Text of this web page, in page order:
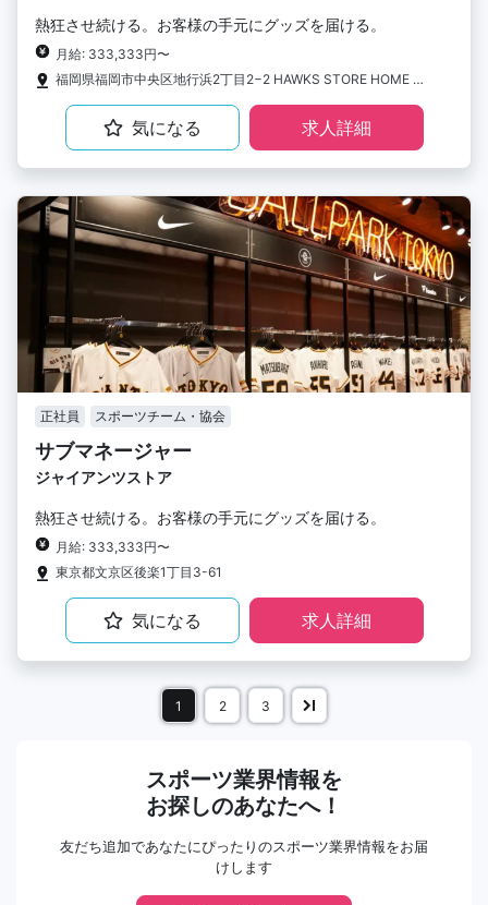
熱狂させ続ける。お客様の手元にグッズを届ける。
月給: 333,333円〜
福岡県福岡市中央区地行浜2丁目2−2 HAWKS STORE HOME A Fanatics Experience
気になる 求人詳細
正社員 スポーツチーム・協会
サブマネージャー
ジャイアンツストア
熱狂させ続ける。お客様の手元にグッズを届ける。
月給: 333,333円〜
東京都文京区後楽1丁目3-61
気になる 求人詳細
1 2 3
スポーツ業界情報を
お探しのあなたへ！
友だち追加であなたにぴったりのスポーツ業界情報をお届
けします